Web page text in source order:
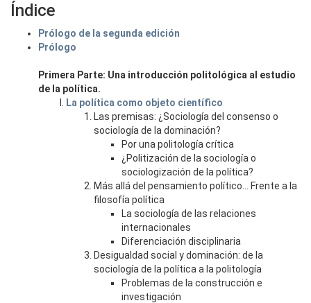
Índice
Prólogo de la segunda edición
Prólogo
Primera Parte: Una introducción politológica al estudio
de la política.
La política como objeto científico
Las premisas: ¿Sociología del consenso o
sociología de la dominación?
Por una politología crítica
¿Politización de la sociología o
sociologización de la política?
Más allá del pensamiento político... Frente a la
filosofía política
La sociología de las relaciones
internacionales
Diferenciación disciplinaria
Desigualdad social y dominación: de la
sociología de la política a la politología
Problemas de la construcción e
investigación